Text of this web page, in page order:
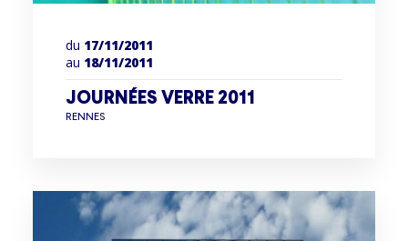
du 17/11/2011
au 18/11/2011
JOURNÉES VERRE 2011
RENNES